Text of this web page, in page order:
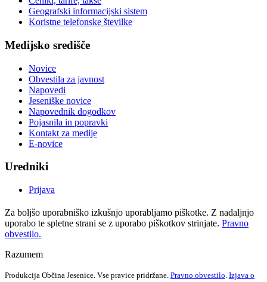
Geografski informacijski sistem
Koristne telefonske številke
Medijsko središče
Novice
Obvestila za javnost
Napovedi
Jeseniške novice
Napovednik dogodkov
Pojasnila in popravki
Kontakt za medije
E-novice
Uredniki
Prijava
Za boljšo uporabniško izkušnjo uporabljamo piškotke. Z nadaljnjo
uporabo te spletne strani se z uporabo piškotkov strinjate. Pravno
obvestilo.
Razumem
Produkcija Občina Jesenice. Vse pravice pridržane. Pravno obvestilo Izjava o